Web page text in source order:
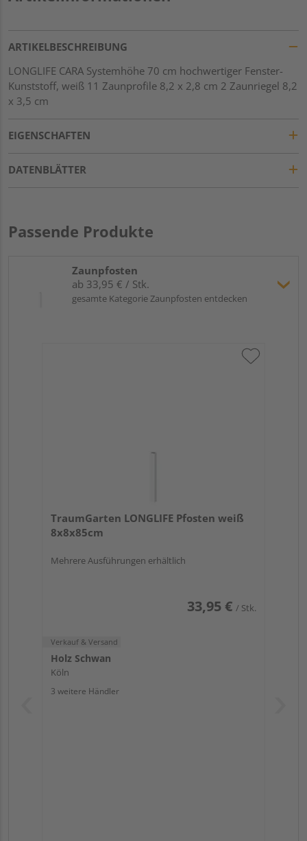
ARTIKELBESCHREIBUNG
LONGLIFE CARA Systemhöhe 70 cm hochwertiger Fenster-
Kunststoff, weiß 11 Zaunprofile 8,2 x 2,8 cm 2 Zaunriegel 8,2
x 3,5 cm
EIGENSCHAFTEN
DATENBLÄTTER
Passende Produkte
Zaunpfosten
ab 33,95 € / Stk.
gesamte Kategorie Zaunpfosten entdecken
TraumGarten LONGLIFE Pfosten weiß
8x8x85cm
Mehrere Ausführungen erhältlich
33,95 € / Stk.
Verkauf & Versand
Holz Schwan
Köln
3 weitere Händler